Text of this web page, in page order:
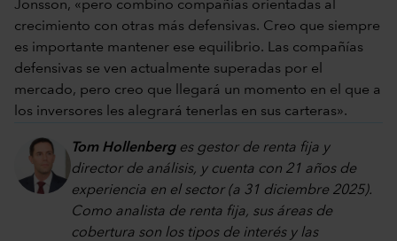
Jonsson, «pero combino compañías orientadas al
crecimiento con otras más defensivas. Creo que siempre
es importante mantener ese equilibrio. Las compañías
defensivas se ven actualmente superadas por el
mercado, pero creo que llegará un momento en el que a
los inversores les alegrará tenerlas en sus carteras».
Tom Hollenberg es gestor de renta fija y
director de análisis, y cuenta con 21 años de
experiencia en el sector (a 31 diciembre 2025).
Como analista de renta fija, sus áreas de
cobertura son los tipos de interés y las